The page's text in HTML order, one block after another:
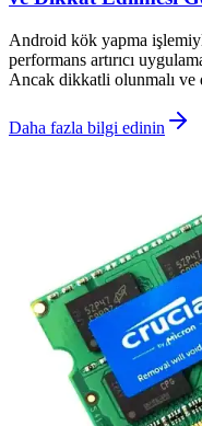
Android kök yapma
performans artırıcı
Ancak dikkatli olunmalı ve
Daha fazla bilgi edinin